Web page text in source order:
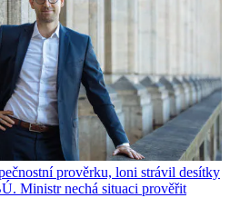
prověrku, loni strávil desítky
Ministr nechá situaci prověřit